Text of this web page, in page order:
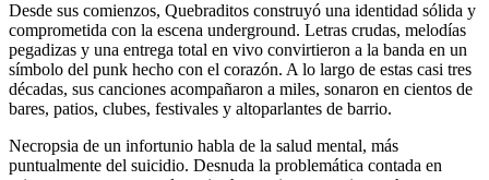
Desde sus comienzos, Quebraditos construyó una identidad sólida y
comprometida con la escena underground. Letras crudas, melodías
pegadizas y una entrega total en vivo convirtieron a la banda en un
símbolo del punk hecho con el corazón. A lo largo de estas casi tres
décadas, sus canciones acompañaron a miles, sonaron en cientos de
bares, patios, clubes, festivales y altoparlantes de barrio.
Necropsia de un infortunio habla de la salud mental, más
puntualmente del suicidio. Desnuda la problemática contada en